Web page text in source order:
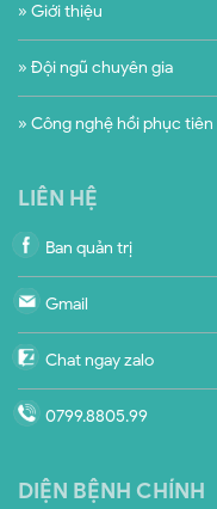
» Giới thiệu
» Đội ngũ chuyên gia
» Công nghệ hồi phục tiên
LIÊN HỆ
Ban quản trị
Gmail
Chat ngay zalo
0799.8805.99
DIỆN BỆNH CHÍNH